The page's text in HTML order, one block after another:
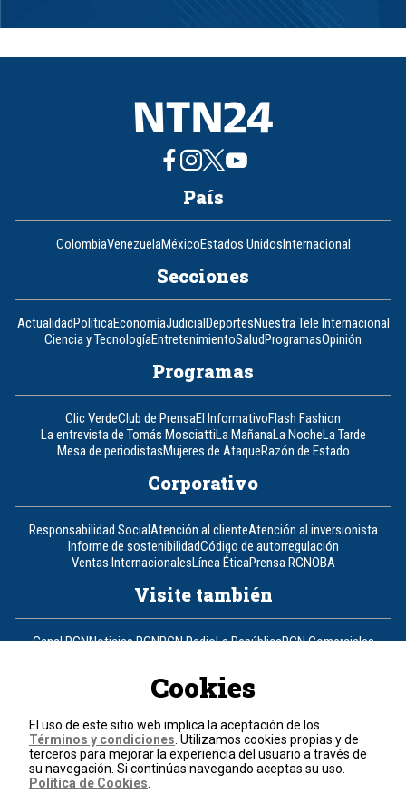
8
País
ColombiaVenezuelaMéxicoEstados UnidosInternacional
Secciones
ActualidadPolíticaEconomíaJudicialDeportesNuestra Tele Internacional
Ciencia y TecnologíaEntretenimientoSaludProgramasOpinión
Programas
Clic VerdeClub de PrensaEl InformativoFlash Fashion
La entrevista de Tomás MosciattiLa MañanaLa NocheLa Tarde
Mesa de periodistasMujeres de AtaqueRazón de Estado
Corporativo
Responsabilidad SocialAtención al clienteAtención al inversionista
Informe de sostenibilidadCódigo de autorregulación
Ventas InternacionalesLínea ÉticaPrensa RCNOBA
Visite también
Canal RCNNoticias RCNRCN RadioLa RepúblicaRCN Comerciales
Un producto de RCN Televisión
Contáctenos
Teléfono+57 (601) 426 92 92
Cookies
El uso de este sitio web implica la aceptación de los
Términos y condiciones . Utilizamos cookies propias y de
terceros para mejorar la experiencia del usuario a través de
su navegación. Si continúas navegando aceptas su uso.
Política de Cookies